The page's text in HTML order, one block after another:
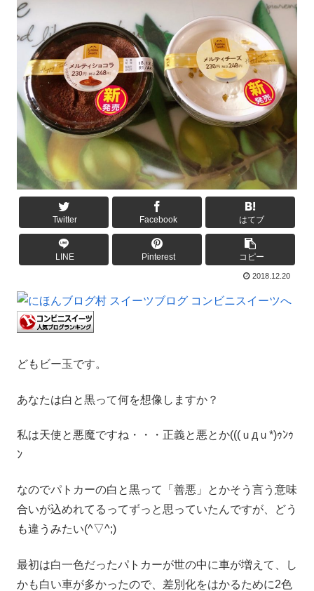
Twitter Facebook はてブ
LINE Pinterest コピー
2018.12.20
どもビー玉です。
あなたは白と黒って何を想像しますか？
私は天使と悪魔ですね・・・正義と悪とか(((ｕдｕ*)ｩﾝｩ
ﾝ
なのでパトカーの白と黒って「善悪」とかそう言う意味
合いが込めれてるってずっと思っていたんですが、どう
も違うみたい(^▽^;)
最初は白一色だったパトカーが世の中に車が増えて、し
かも白い車が多かったので、差別化をはかるために2色